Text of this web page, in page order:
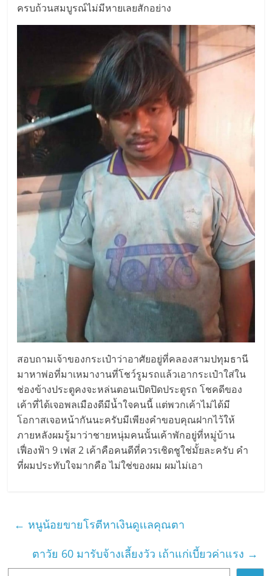
ครบถ้วนสมบูรณ์ไม่มีหายเลยสักอย่าง
สอบถามเจ้าของกระเป๋าว่าอาศัยอยู่ที่คลองสามปทุมธานี
มาหาพ่อที่มาเหมางานที่โชว์รูมรถแล้วเอากระเป๋าใส่ใน
ช่องข้างประตูคงจะหล่นตอนเปิดปิดประตูรถ โชคดีของ
เค้าที่ได้เจอพลเมืองดีมีน้ำใจคนนี้ แต่พวกเค้าไม่ได้มี
โอกาสเจอหน้ากันนะครับมีเพียงคำขอบคุณฝากไว้ให้
ภายหลังผมรู้มาว่าชายหนุ่มคนนั้นเค้าพักอยู่ที่หมู่บ้าน
เฟื่องฟ้า 9 เฟส 2 เค้าคือคนดีที่ควรเชิดชูใช่มั้ยละครับ คำ
ที่ผมประทับใจมากคือ ไม่ใช่ของผม ผมไม่เอา
← หนูน้อยขายโรตีหาเงินดูเเลคุณตา
ตาวัย 60 มารับจ้างเลี้ยงวัว เถ้าแก่เบี้ยวค่าแรง →